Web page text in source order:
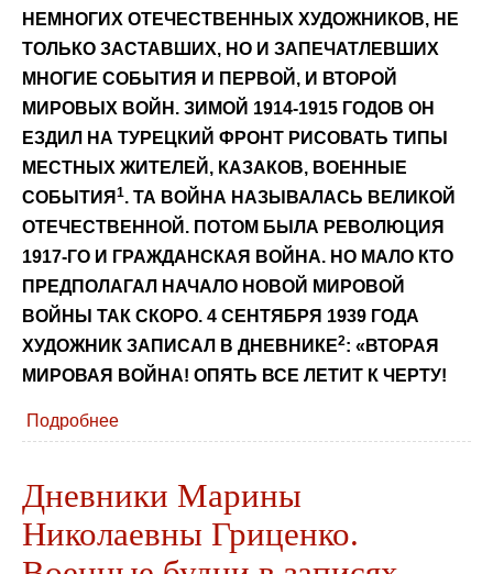
НЕМНОГИХ ОТЕЧЕСТВЕННЫХ ХУДОЖНИКОВ, НЕ
ТОЛЬКО ЗАСТАВШИХ, НО И ЗАПЕЧАТЛЕВШИХ
МНОГИЕ СОБЫТИЯ И ПЕРВОЙ, И ВТОРОЙ
МИРОВЫХ ВОЙН. ЗИМОЙ 1914-1915 ГОДОВ ОН
ЕЗДИЛ НА ТУРЕЦКИЙ ФРОНТ РИСОВАТЬ ТИПЫ
МЕСТНЫХ ЖИТЕЛЕЙ, КАЗАКОВ, ВОЕННЫЕ
СОБЫТИЯ 1. ТА ВОЙНА НАЗЫВАЛАСЬ ВЕЛИКОЙ
ОТЕЧЕСТВЕННОЙ. ПОТОМ БЫЛА РЕВОЛЮЦИЯ
1917-ГО И ГРАЖДАНСКАЯ ВОЙНА. НО МАЛО КТО
ПРЕДПОЛАГАЛ НАЧАЛО НОВОЙ МИРОВОЙ
ВОЙНЫ ТАК СКОРО. 4 СЕНТЯБРЯ 1939 ГОДА
ХУДОЖНИК ЗАПИСАЛ В ДНЕВНИКЕ2: «ВТОРАЯ
МИРОВАЯ ВОЙНА! ОПЯТЬ ВСЕ ЛЕТИТ К ЧЕРТУ!
Подробнее
Дневники Марины
Николаевны Гриценко.